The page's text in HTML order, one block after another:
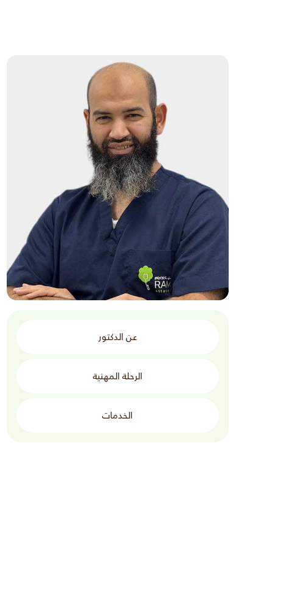
عن الدكتور
الرحلة المهنية
الخدمات